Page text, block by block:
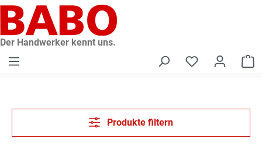
springen
Der Handwerker kennt uns.
Produkte filtern